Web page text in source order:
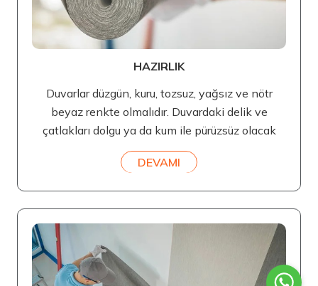
HAZIRLIK
Duvarlar düzgün, kuru, tozsuz, yağsız ve nötr
beyaz renkte olmalıdır. Duvardaki delik ve
çatlakları dolgu ya da kum ile pürüzsüz olacak
DEVAMI